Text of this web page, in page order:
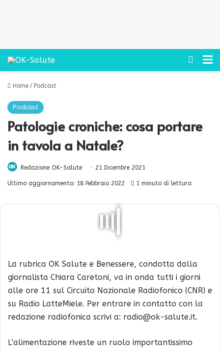
Cerca
Home / Podcast
Podcast
Patologie croniche: cosa portare
in tavola a Natale?
Redazione OK-Salute 21 Dicembre 2021
Ultimo aggiornamento: 18 Febbraio 2022 1 minuto di lettura
La rubrica OK Salute e Benessere, condotta dalla
giornalista Chiara Caretoni, va in onda tutti i giorni
alle ore 11 sul Circuito Nazionale Radiofonico (CNR) e
su Radio LatteMiele. Per entrare in contatto con la
redazione radiofonica scrivi a: radio@ok-salute.it.
L’alimentazione riveste un ruolo importantissimo